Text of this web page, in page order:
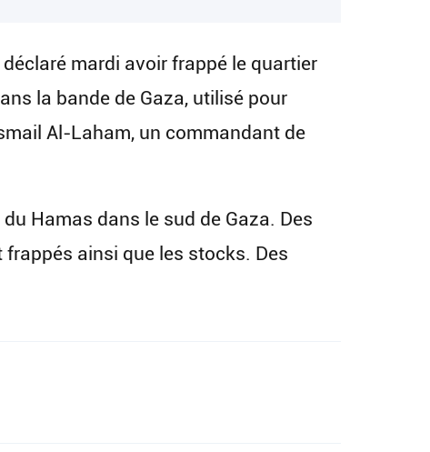
mardi avoir frappé le quartier
la bande de Gaza, utilisé pour
Al-Laham, un commandant de
Hamas dans le sud de Gaza. Des
ainsi que les stocks. Des